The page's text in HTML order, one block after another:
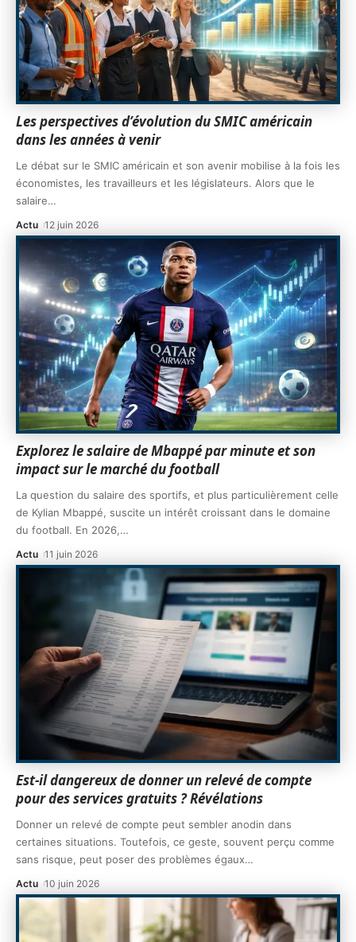
Les perspectives d’évolution du SMIC américain
dans les années à venir
Le débat sur le SMIC américain et son avenir mobilise à la fois les
économistes, les travailleurs et les législateurs. Alors que le
salaire…
Actu 12 juin 2026
Explorez le salaire de Mbappé par minute et son
impact sur le marché du football
La question du salaire des sportifs, et plus particulièrement celle
de Kylian Mbappé, suscite un intérêt croissant dans le domaine
du football. En 2026,…
Actu 11 juin 2026
Est-il dangereux de donner un relevé de compte
pour des services gratuits ? Révélations
Donner un relevé de compte peut sembler anodin dans
certaines situations. Toutefois, ce geste, souvent perçu comme
sans risque, peut poser des problèmes égaux…
Actu 10 juin 2026